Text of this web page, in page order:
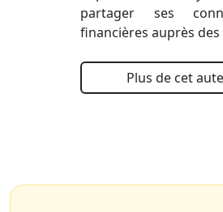
partager ses
financières auprès
Plus de cet